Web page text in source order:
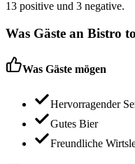
13 positive und 3 negative.
Was Gäste an Bistro
Was Gäste mögen
Hervorragender
Gutes Bier
Freundliche